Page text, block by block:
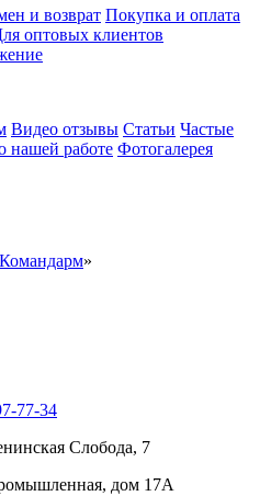
и возврат Покупка и оплата
оптовых клиентов
Видео отзывы Статьи Частые
нашей работе Фотогалерея
Командарм»
77-34
Слобода, 7
дом 17А